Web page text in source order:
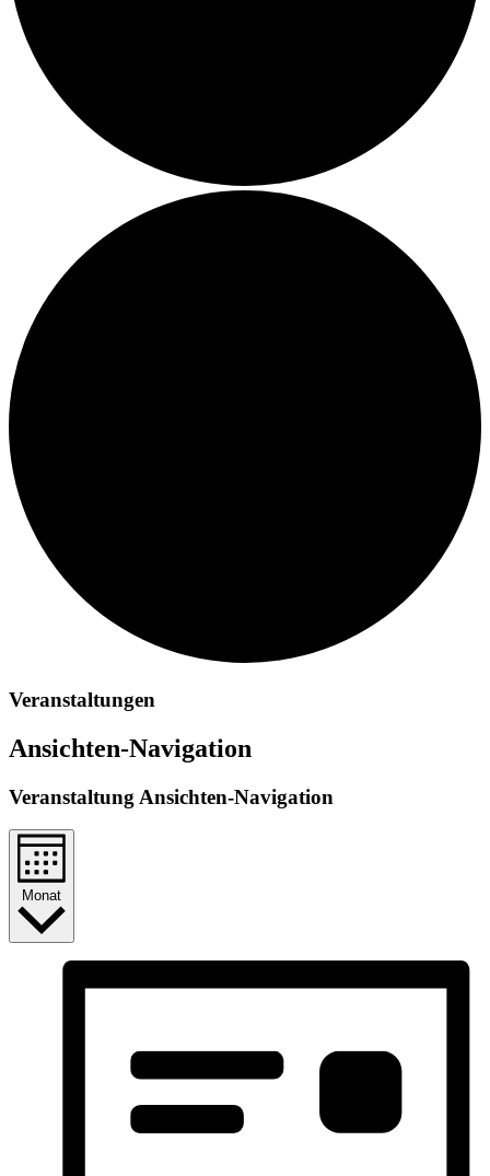
Veranstaltungen
Ansichten-Navigation
Veranstaltung Ansichten-Navigation
Monat